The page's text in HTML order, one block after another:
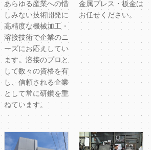
あらゆる産業への惜
しみない技術開発に
高精度な機械加工・
溶接技術で企業のニ
ーズにお応えしてい
ます。溶接のプロと
して数々の資格を有
し、信頼される企業
として常に研鑽を重
ねています。
金属プレス・板金は
お任せください。